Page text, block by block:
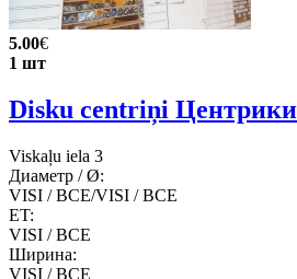
5.00€
1 шт
Disku centriņi
Viskaļu iela 3
Диаметр / Ø:
VISI / ВСЕ/VISI / ВСЕ
ET:
VISI / ВСЕ
Ширина:
VISI / ВСЕ